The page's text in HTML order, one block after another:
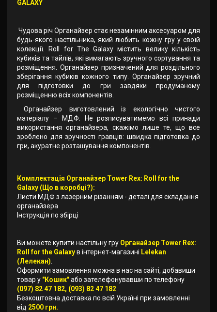
GALAXY
Чудова річ Органайзер стає незамінним аксесуаром для
будь-якого настільника, який любить кожну гру у своїй
колекції. Roll for The Galaxy містить велику кількість
кубиків та тайлів, які вимагають зручного сортування та
розміщення. Органайзер призначений для роздільного
зберігання кубиків кожного типу. Органайзер зручний
для підготовки до гри завдяки продуманому
розміщенню всіх компонентів.
Органайзер виготовлений із екологічно чистого
матеріалу – МДФ. Не розписуватимемо всі принади
використання органайзера, скажімо лише те, що все
зроблено для зручності гравців: швидка підготовка до
гри, акуратне розташування компонентів.
Комплектація Органайзер Tower Rex: Roll for the
Galaxy (Що в коробці?):
Листи МДФ з лазерним різанням - деталі для складання
органайзера
Інструкція по збірці
Ви можете купити настільну гру Органайзер Tower Rex:
Roll for the Galaxyв інтернет-магазині Lelekan
(Лелекан)
Оформити замовлення можна в нас на сайті, добавиши
товар у "Кошик"або зателефонувавши по телефону
(097) 82 47 182, (093) 82 47 182
Безкоштовна доставка по всій Україні при замовленні
від 2500 грн.